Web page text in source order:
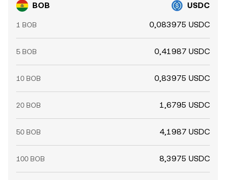
BOB USDC
1 BOB 0,083975 USDC
5 BOB 0,41987 USDC
10 BOB 0,83975 USDC
20 BOB 1,6795 USDC
50 BOB 4,1987 USDC
100 BOB 8,3975 USDC